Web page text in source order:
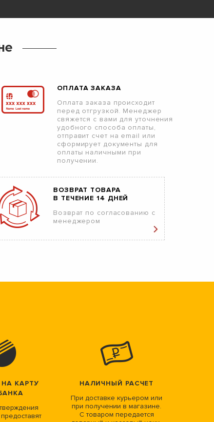
ОПЛАТА ЗАКАЗА
Оплата заказа происходит
перед отгрузкой. Менеджер
свяжется с вами для уточнения
удобного способа оплаты,
отправит счет на email или
сформирует документы для
оплаты наличными при
получении.
ВОЗВРАТ ТОВАРА
В ТЕЧЕНИЕ 14 ДНЕЙ
Возврат по согласованию с
менеджером
КАРТУ
НАЛИЧНЫЙ РАСЧЕТ
При доставке курьером или
при получении в магазине.
С товаром передается